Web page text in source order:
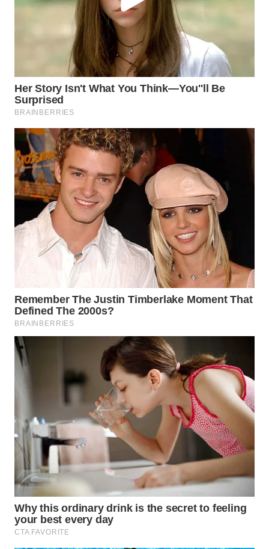
KARAWANG
WN
WN
BOGOR
WN
DEPOK
WN
TAPANULI
UTARA
WN
SAMOSIR
PADANG
LAWAS
SUMEDANG
WN
KEPULAUAN
SERIBU
WN
TANGERANG
WN
BINJAI